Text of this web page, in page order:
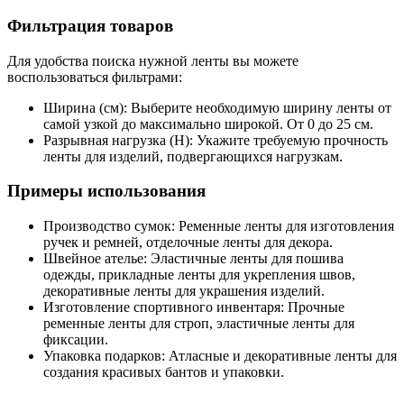
Фильтрация товаров
Для удобства поиска нужной ленты вы можете
воспользоваться фильтрами:
Ширина (см): Выберите необходимую ширину ленты от
самой узкой до максимально широкой. От 0 до 25 см.
Разрывная нагрузка (Н): Укажите требуемую прочность
ленты для изделий, подвергающихся нагрузкам.
Примеры использования
Производство сумок: Ременные ленты для изготовления
ручек и ремней, отделочные ленты для декора.
Швейное ателье: Эластичные ленты для пошива
одежды, прикладные ленты для укрепления швов,
декоративные ленты для украшения изделий.
Изготовление спортивного инвентаря: Прочные
ременные ленты для строп, эластичные ленты для
фиксации.
Упаковка подарков: Атласные и декоративные ленты для
создания красивых бантов и упаковки.